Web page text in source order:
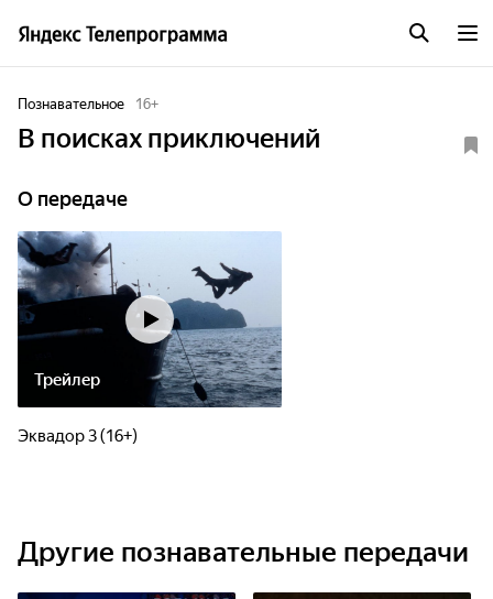
Познавательное 16+
В поисках приключений
О передаче
Трейлер
Эквадор 3 (16+)
Другие познавательные передачи